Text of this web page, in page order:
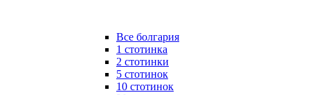
Все болгария
1 стотинка
2 стотинки
5 стотинок
10 стотинок